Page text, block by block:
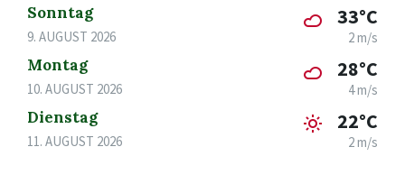
Sonntag
9. AUGUST 2026
33°C
2 m/s
Montag
10. AUGUST 2026
28°C
4 m/s
Dienstag
11. AUGUST 2026
22°C
2 m/s